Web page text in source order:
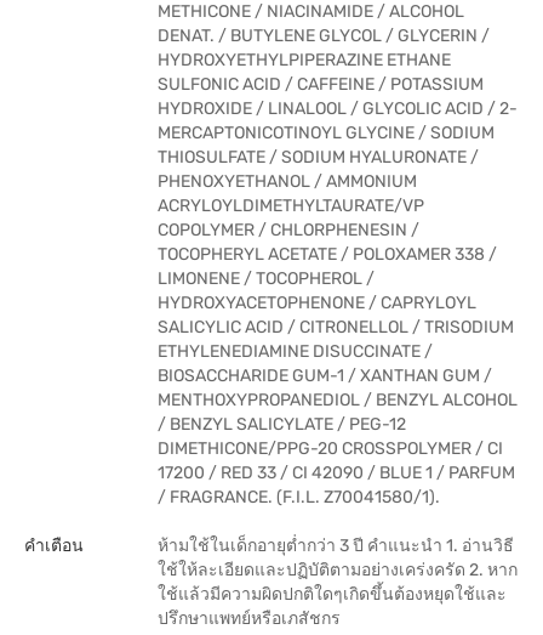
METHICONE / NIACINAMIDE / ALCOHOL
DENAT. / BUTYLENE GLYCOL / GLYCERIN /
HYDROXYETHYLPIPERAZINE ETHANE
SULFONIC ACID / CAFFEINE / POTASSIUM
HYDROXIDE / LINALOOL / GLYCOLIC ACID / 2-
MERCAPTONICOTINOYL GLYCINE / SODIUM
THIOSULFATE / SODIUM HYALURONATE /
PHENOXYETHANOL / AMMONIUM
ACRYLOYLDIMETHYLTAURATE/VP
COPOLYMER / CHLORPHENESIN /
TOCOPHERYL ACETATE / POLOXAMER 338 /
LIMONENE / TOCOPHEROL /
HYDROXYACETOPHENONE / CAPRYLOYL
SALICYLIC ACID / CITRONELLOL / TRISODIUM
ETHYLENEDIAMINE DISUCCINATE /
BIOSACCHARIDE GUM-1 / XANTHAN GUM /
MENTHOXYPROPANEDIOL / BENZYL ALCOHOL
/ BENZYL SALICYLATE / PEG-12
DIMETHICONE/PPG-20 CROSSPOLYMER / CI
17200 / RED 33 / CI 42090 / BLUE 1 / PARFUM
/ FRAGRANCE. (F.I.L. Z70041580/1).
คำเตือน
ห้ามใช้ในเด็กอายุต่ำกว่า 3 ปี คำแนะนำ 1. อ่านวิธี
ใช้ให้ละเอียดและปฏิบัติตามอย่างเคร่งครัด 2. หาก
ใช้แล้วมีความผิดปกติใดๆเกิดขึ้นต้องหยุดใช้และ
ปรึกษาแพทย์หรือเภสัชกร